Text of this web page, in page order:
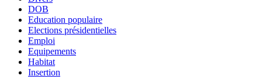
DOB
Education populaire
Elections présidentielles
Emploi
Equipements
Habitat
Insertion